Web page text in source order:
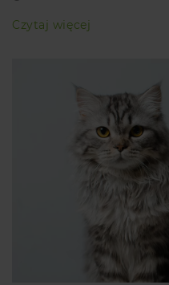
Czytaj więcej